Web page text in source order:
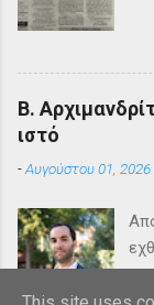
Β.
ιστό
-Αυγούστου 01, 2026